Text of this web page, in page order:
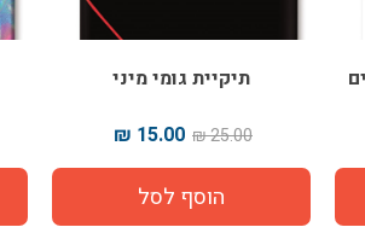
תיקיית גומי מיני
25.00 ₪
15.00 ₪